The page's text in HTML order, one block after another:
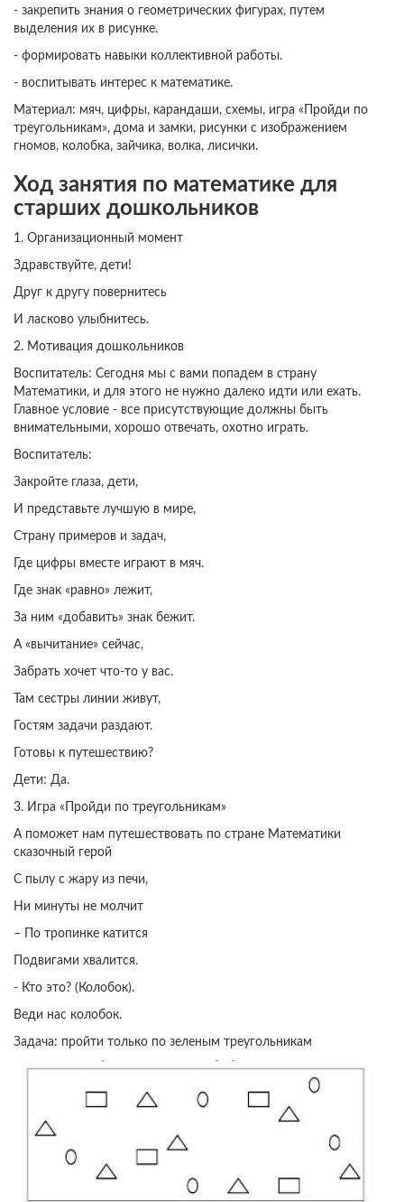
- закрепить знания о геометрических фигурах, путем
выделения их в рисунке.
- формировать навыки коллективной работы.
- воспитывать интерес к математике.
Материал: мяч, цифры, карандаши, схемы, игра «Пройди по
треугольникам», дома и замки, рисунки с изображением
гномов, колобка, зайчика, волка, лисички.
Ход занятия по математике для
старших дошкольников
1. Организационный момент
Здравствуйте, дети!
Друг к другу повернитесь
И ласково улыбнитесь.
2. Мотивация дошкольников
Воспитатель: Сегодня мы с вами попадем в страну
Математики, и для этого не нужно далеко идти или ехать.
Главное условие - все присутствующие должны быть
внимательными, хорошо отвечать, охотно играть.
Воспитатель:
Закройте глаза, дети,
И представьте лучшую в мире,
Страну примеров и задач,
Где цифры вместе играют в мяч.
Где знак «равно» лежит,
За ним «добавить» знак бежит.
А «вычитание» сейчас,
Забрать хочет что-то у вас.
Там сестры линии живут,
Гостям задачи раздают.
Готовы к путешествию?
Дети: Да.
3. Игра «Пройди по треугольникам»
А поможет нам путешествовать по стране Математики
сказочный герой
С пылу с жару из печи,
Ни минуты не молчит
– По тропинке катится
Подвигами хвалится.
- Кто это? (Колобок).
Веди нас колобок.
Задача: пройти только по зеленым треугольникам